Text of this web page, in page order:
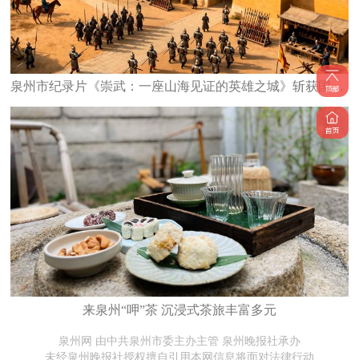
泉州市纪录片《崇武：一座山海见证的英雄之城》斩获国家级大奖
来泉州“呷”茶 沉浸式茶旅丰富多元
泉州网 由中共泉州市委主办主管 泉州晚报社承办
未经泉州晚报社授权擅自引用本网信息将面对法律行动